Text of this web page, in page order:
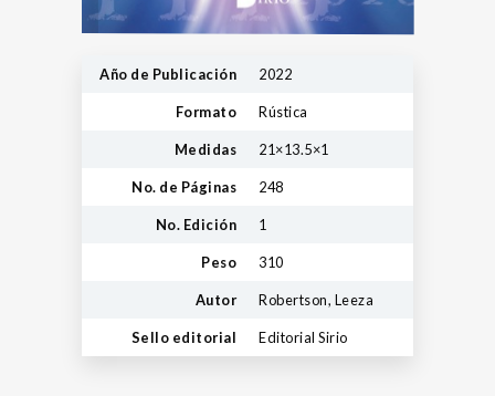
Año de Publicación 2022
Formato Rústica
Medidas 21×13.5×1
No. de Páginas 248
No. Edición 1
Peso 310
Autor Robertson, Leeza
Sello editorial Editorial Sirio